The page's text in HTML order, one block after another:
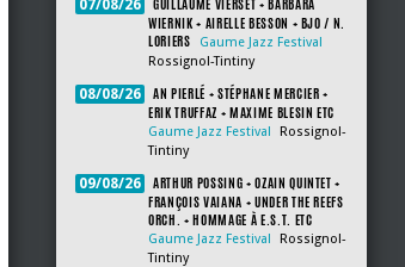
07/08/26
WIERNIK + AIRELLE BESSON + BJO / N.
LORIERS
Gaume Jazz Festival
Rossignol-Tintiny
08/08/26
AN PIERLÉ + STÉPHANE MERCIER +
ERIK TRUFFAZ + MAXIME BLESIN ETC
Gaume Jazz Festival
Rossignol-
Tintiny
09/08/26
ARTHUR POSSING + OZAIN QUINTET +
FRANÇOIS VAIANA + UNDER THE REEFS
ORCH. + HOMMAGE À E.S.T. ETC
Gaume Jazz Festival
Rossignol-
Tintiny